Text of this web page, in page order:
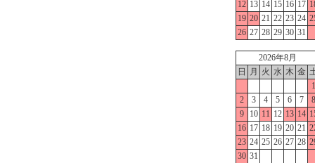
12 13 14 15 16 17
19 20 21 22 23 24
26 27 28 29 30 31
2026年8月
日
月 火 水 木 金
1
2
3 4 5 6 7
8
9
10 11 12 13 14
16 17 18 19 20 21
23 24 25 26 27 28
30 31